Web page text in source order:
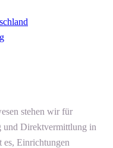
stehen wir für
und Direktvermittlung in
Einrichtungen